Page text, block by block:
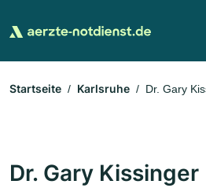
Startseite Karlsruhe Dr. Gary
Dr. Gary Kissinger